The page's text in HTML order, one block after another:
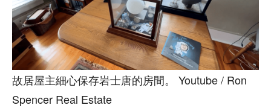
故居屋主細心保存岩士唐的房間。 Youtube / Ron
Spencer Real Estate